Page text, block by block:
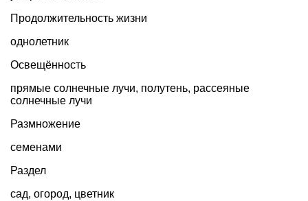
Продолжительность жизни
однолетник
Освещённость
прямые солнечные лучи, полутень, рассеяные
солнечные лучи
Размножение
семенами
Раздел
сад, огород, цветник